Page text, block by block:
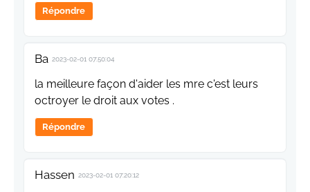
Répondre
Ba 2023-02-01 07:50:04
la meilleure façon d'aider les mre c'est leurs
octroyer le droit aux votes .
Répondre
Hassen 2023-02-01 07:20:12